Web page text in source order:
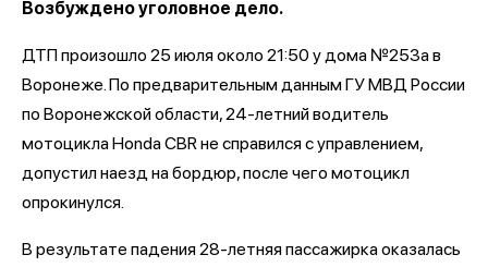
Возбуждено уголовное дело.
ДТП произошло 25 июля около 21:50 у дома №253а в
Воронеже. По предварительным данным ГУ МВД России
по Воронежской области, 24-летний водитель
мотоцикла Honda CBR не справился с управлением,
допустил наезд на бордюр, после чего мотоцикл
опрокинулся.
В результате падения 28-летняя пассажирка оказалась